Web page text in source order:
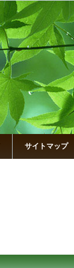
サイトマップ